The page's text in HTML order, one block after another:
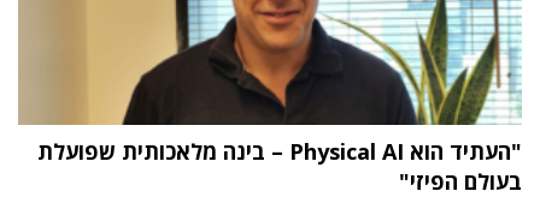
"העתיד הוא Physical AI – בינה מלאכותית שפועלת
בעולם הפיזי"